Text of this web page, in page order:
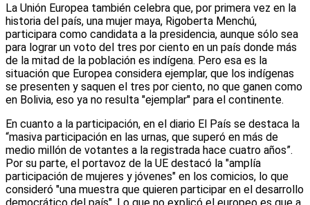
La Unión Europea también celebra que, por primera vez en la
historia del país, una mujer maya, Rigoberta Menchú,
participara como candidata a la presidencia, aunque sólo sea
para lograr un voto del tres por ciento en un país donde más
de la mitad de la población es indígena. Pero esa es la
situación que Europea considera ejemplar, que los indígenas
se presenten y saquen el tres por ciento, no que ganen como
en Bolivia, eso ya no resulta "ejemplar" para el continente.
En cuanto a la participación, en el diario El País se destaca la
“masiva participación en las urnas, que superó en más de
medio millón de votantes a la registrada hace cuatro años”.
Por su parte, el portavoz de la UE destacó la "amplía
participación de mujeres y jóvenes" en los comicios, lo que
consideró "una muestra que quieren participar en el desarrollo